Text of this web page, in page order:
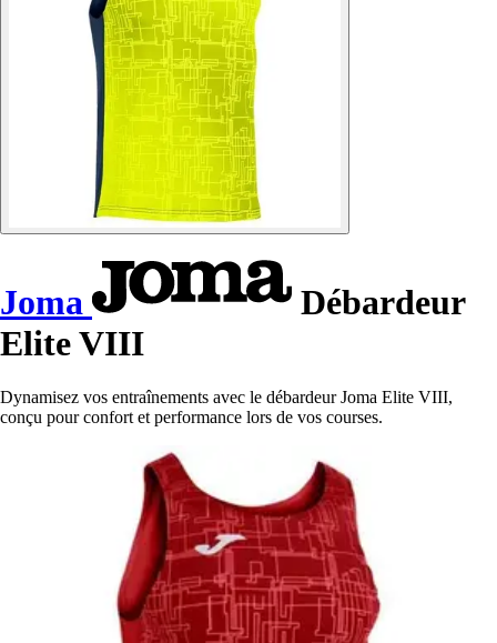
Joma
Débardeur
Elite VIII
Dynamisez vos entraînements avec le débardeur Joma Elite VIII,
conçu pour confort et performance lors de vos courses.